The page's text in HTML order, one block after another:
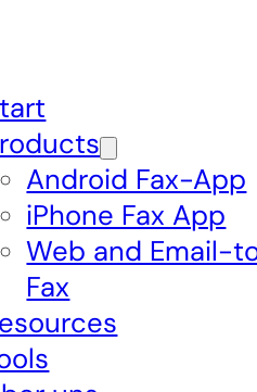
Android Fax-App
iPhone Fax App
Web and Email-
Fax